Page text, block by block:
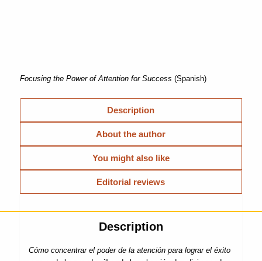
Focusing the Power of Attention for Success (Spanish)
Description
About the author
You might also like
Editorial reviews
Description
Cómo concentrar el poder de la atención para lograr el éxito